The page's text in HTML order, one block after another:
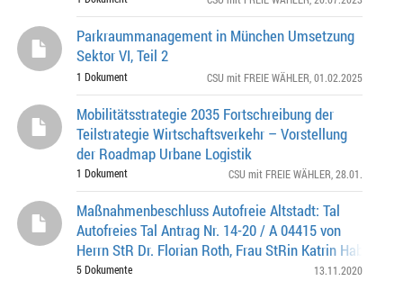
Parkraummanagement in München Umsetzung
Sektor VI, Teil 2
1 Dokument CSU mit FREIE WÄHLER , 01.02.2025
Mobilitätsstrategie 2035 Fortschreibung der
Teilstrategie Wirtschaftsverkehr – Vorstellung
der Roadmap Urbane Logistik
1 Dokument CSU mit FREIE WÄHLER , 28.01.
Maßnahmenbeschluss Autofreie Altstadt: Tal
Autofreies Tal Antrag Nr. 14-20 / A 04415 von
Herrn StR Dr. Florian Roth, Frau StRin Katrin
Frau StRin Anna Hanusch, Herrn StR Oswald Ut
5 Dokumente 13.11.2020